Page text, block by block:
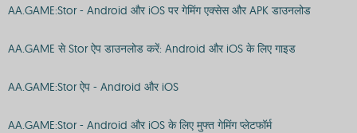
AA.GAME:Stor - Android और iOS पर गेमिंग एक्सेस और APK डाउनलोड
AA.GAME से Stor ऐप डाउनलोड करें: Android और iOS के लिए गाइड
AA.GAME:Stor ऐप - Android और iOS
AA.GAME:Stor - Android और iOS के लिए मुफ्त गेमिंग प्लेटफॉर्म